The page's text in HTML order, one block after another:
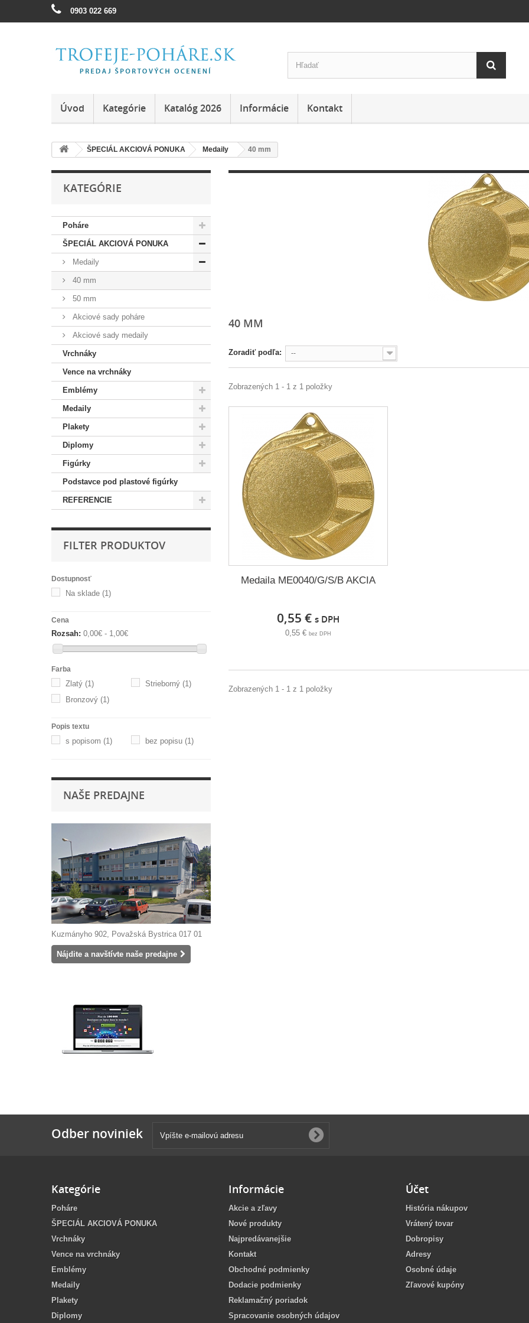
0903 022 669
Úvod Kategórie Katalóg 2026 Informácie Kontakt
ŠPECIÁL AKCIOVÁ PONUKA Medaily 40 mm
KATEGÓRIE
Poháre
ŠPECIÁL AKCIOVÁ PONUKA
Medaily
40 mm
50 mm
Akciové sady poháre
Akciové sady medaily
Vrchnáky
Vence na vrchnáky
Emblémy
Medaily
Plakety
Diplomy
Figúrky
Podstavce pod plastové figúrky
REFERENCIE
FILTER PRODUKTOV
Dostupnosť
Na sklade (1)
Cena
Rozsah: 0,00€ - 1,00€
Farba
Zlatý (1) Strieborný (1)
Bronzový (1)
Popis textu
s popisom (1) bez popisu (1)
NAŠE PREDAJNE
Kuzmányho 902, Považská Bystrica 017 01
Nájdite a navštívte naše predajne
40 MM
Zoradiť podľa: --
Zobrazených 1 - 1 z 1 položky
Medaila ME0040/G/S/B AKCIA
0,55 € s DPH
0,55 € bez DPH
Zobrazených 1 - 1 z 1 položky
Odber noviniek
Kategórie
Poháre
ŠPECIÁL AKCIOVÁ PONUKA
Vrchnáky
Vence na vrchnáky
Emblémy
Medaily
Plakety
Diplomy
Informácie
Akcie a zľavy
Nové produkty
Najpredávanejšie
Kontakt
Obchodné podmienky
Dodacie podmienky
Reklamačný poriadok
Spracovanie osobných údajov
Účet
História nákupov
Vrátený tovar
Dobropisy
Adresy
Osobné údaje
Zľavové kupóny